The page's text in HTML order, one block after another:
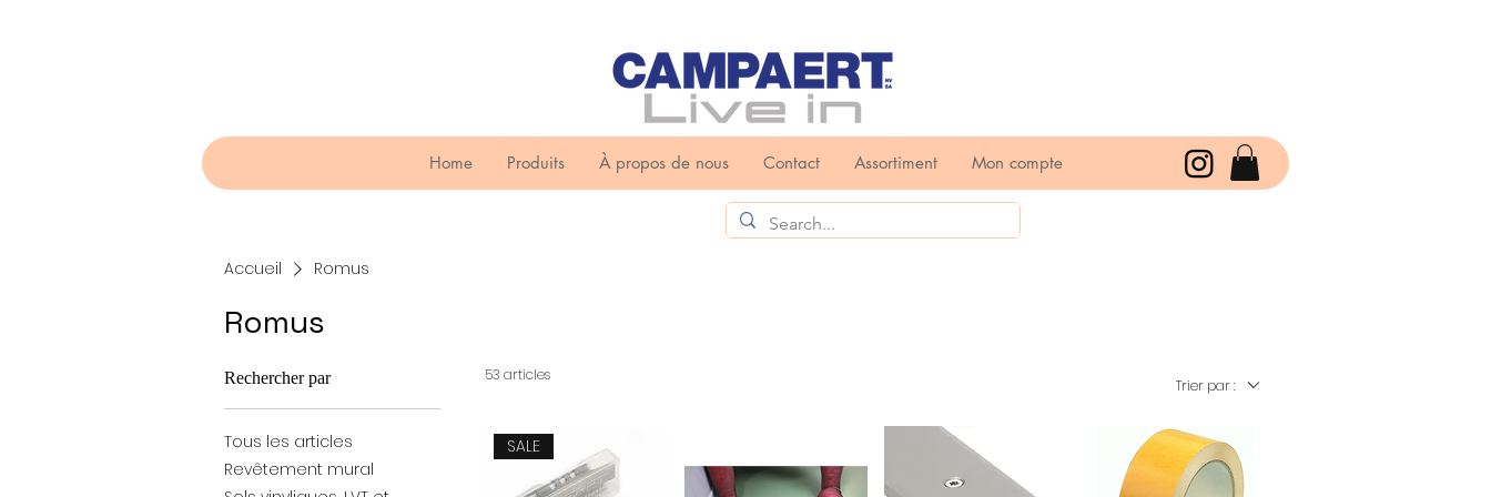
Home Produits À propos de nous Contact Assortiment Mon compte
Accueil Romus
Romus
Rechercher par
Tous les articles
Revêtement mural
53 articles
Trier par :
SALE